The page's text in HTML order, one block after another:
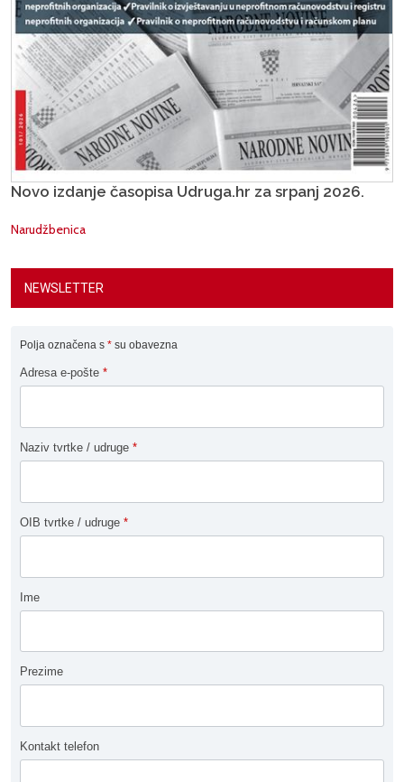
Novo izdanje časopisa Udruga.hr za srpanj 2026.
Narudžbenica
NEWSLETTER
Polja označena s * su obavezna
Adresa e-pošte *
Naziv tvrtke / udruge *
OIB tvrtke / udruge *
Ime
Prezime
Kontakt telefon